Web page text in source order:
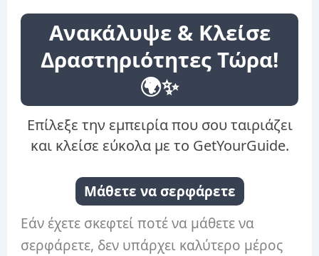
Ανακάλυψε & Κλείσε
Δραστηριότητες Τώρα!
🌍✨
Επίλεξε την εμπειρία που σου ταιριάζει
και κλείσε εύκολα με το GetYourGuide.
Μάθετε να σερφάρετε
Εάν έχετε σκεφτεί ποτέ να μάθετε να
σερφάρετε, δεν υπάρχει καλύτερο μέρος